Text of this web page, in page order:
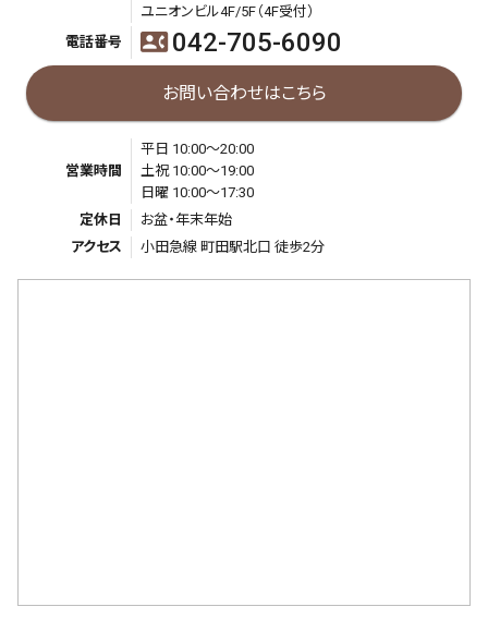
ユニオンビル4F/5F（4F受付）
電話番号
contact_phone 042-705-6090
お問い合わせはこちら
営業時間
平日 10:00～20:00
土祝 10:00～19:00
日曜 10:00～17:30
定休日
お盆・年末年始
アクセス
小田急線 町田駅北口 徒歩2分